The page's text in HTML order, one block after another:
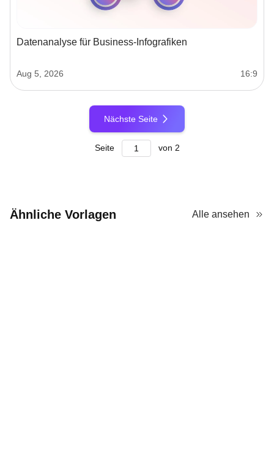
Datenanalyse für Business-Infografiken
Aug 5, 2026 16:9
Nächste Seite
Seite von 2
Ähnliche Vorlagen Alle ansehen